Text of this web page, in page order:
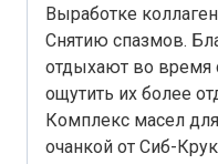
Выработке
Снятию спазмов.
отдыхают во время
ощутить их более
Комплекс масел
очанкой от Сиб-